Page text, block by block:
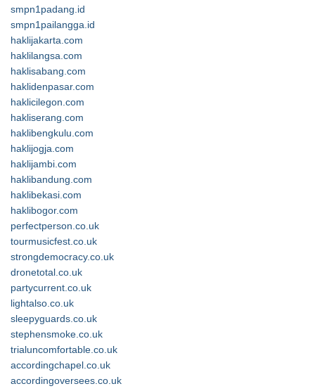
smpn1padang.id
smpn1pailangga.id
haklijakarta.com
haklilangsa.com
haklisabang.com
haklidenpasar.com
haklicilegon.com
hakliserang.com
haklibengkulu.com
haklijogja.com
haklijambi.com
haklibandung.com
haklibekasi.com
haklibogor.com
perfectperson.co.uk
tourmusicfest.co.uk
strongdemocracy.co.uk
dronetotal.co.uk
partycurrent.co.uk
lightalso.co.uk
sleepyguards.co.uk
stephensmoke.co.uk
trialuncomfortable.co.uk
accordingchapel.co.uk
accordingoversees.co.uk